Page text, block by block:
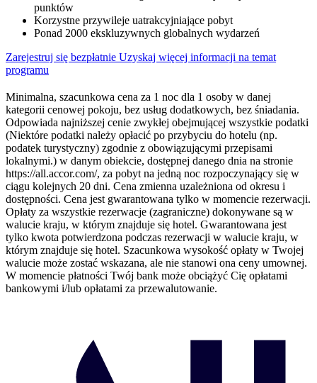
punktów
Korzystne przywileje uatrakcyjniające pobyt
Ponad 2000 ekskluzywnych globalnych wydarzeń
Zarejestruj się bezpłatnie Uzyskaj więcej informacji na temat
programu
Minimalna, szacunkowa cena za 1 noc dla 1 osoby w danej
kategorii cenowej pokoju, bez usług dodatkowych, bez śniadania.
Odpowiada najniższej cenie zwykłej obejmującej wszystkie podatki
(Niektóre podatki należy opłacić po przybyciu do hotelu (np.
podatek turystyczny) zgodnie z obowiązującymi przepisami
lokalnymi.) w danym obiekcie, dostępnej danego dnia na stronie
https://all.accor.com/, za pobyt na jedną noc rozpoczynający się w
ciągu kolejnych 20 dni. Cena zmienna uzależniona od okresu i
dostępności. Cena jest gwarantowana tylko w momencie rezerwacji.
Opłaty za wszystkie rezerwacje (zagraniczne) dokonywane są w
walucie kraju, w którym znajduje się hotel. Gwarantowana jest
tylko kwota potwierdzona podczas rezerwacji w walucie kraju, w
którym znajduje się hotel. Szacunkowa wysokość opłaty w Twojej
walucie może zostać wskazana, ale nie stanowi ona ceny umownej.
W momencie płatności Twój bank może obciążyć Cię opłatami
bankowymi i/lub opłatami za przewalutowanie.